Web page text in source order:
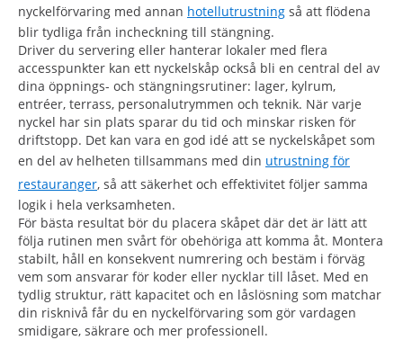
nyckelförvaring med annan hotellutrustning så att flödena
blir tydliga från incheckning till stängning.
Driver du servering eller hanterar lokaler med flera
accesspunkter kan ett nyckelskåp också bli en central del av
dina öppnings- och stängningsrutiner: lager, kylrum,
entréer, terrass, personalutrymmen och teknik. När varje
nyckel har sin plats sparar du tid och minskar risken för
driftstopp. Det kan vara en god idé att se nyckelskåpet som
en del av helheten tillsammans med din utrustning för
restauranger, så att säkerhet och effektivitet följer samma
logik i hela verksamheten.
För bästa resultat bör du placera skåpet där det är lätt att
följa rutinen men svårt för obehöriga att komma åt. Montera
stabilt, håll en konsekvent numrering och bestäm i förväg
vem som ansvarar för koder eller nycklar till låset. Med en
tydlig struktur, rätt kapacitet och en låslösning som matchar
din risknivå får du en nyckelförvaring som gör vardagen
smidigare, säkrare och mer professionell.